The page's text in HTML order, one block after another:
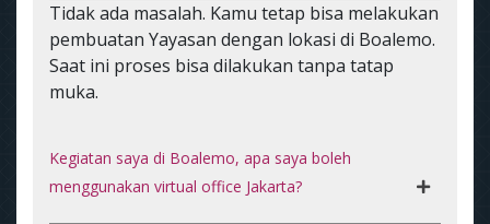
Tidak ada masalah. Kamu tetap bisa melakukan
pembuatan Yayasan dengan lokasi di Boalemo.
Saat ini proses bisa dilakukan tanpa tatap
muka.
Kegiatan saya di Boalemo, apa saya boleh
menggunakan virtual office Jakarta?